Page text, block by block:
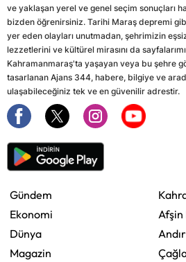
ve yaklaşan yerel ve genel seçim sonuçları
bizden öğrenirsiniz. Tarihi Maraş depremi
yer eden olayları unutmadan, şehrimizin
lezzetlerini ve kültürel mirasını da
Kahramanmaraş'ta yaşayan veya bu şehre
tasarlanan Ajans 344, habere, bilgiye ve
ulaşabileceğiniz tek ve en güvenilir adrestir.
Gündem
Ekonomi
Dünya
Magazin